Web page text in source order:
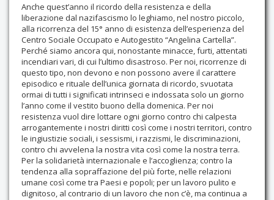
Anche quest’anno il ricordo della resistenza e della
liberazione dal nazifascismo lo leghiamo, nel nostro piccolo,
alla ricorrenza del 15° anno di esistenza dell’esperienza del
Centro Sociale Occupato e Autogestito “Angelina Cartella”.
Perché siamo ancora qui, nonostante minacce, furti, attentati
incendiari vari, di cui l’ultimo disastroso. Per noi, ricorrenze di
questo tipo, non devono e non possono avere il carattere
episodico e rituale dell’unica giornata di ricordo, svuotata
ormai di tutti i significati intrinseci e indossata solo un giorno
l’anno come il vestito buono della domenica. Per noi
resistenza vuol dire lottare ogni giorno contro chi calpesta
arrogantemente i nostri diritti così come i nostri territori, contro
le ingiustizie sociali, i sessismi, i razzismi, le discriminazioni,
contro chi avvelena la nostra vita così come la nostra terra.
Per la solidarietà internazionale e l’accoglienza; contro la
tendenza alla sopraffazione del più forte, nelle relazioni
umane così come tra Paesi e popoli; per un lavoro pulito e
dignitoso, al contrario di un lavoro che non c’è, ma continua a